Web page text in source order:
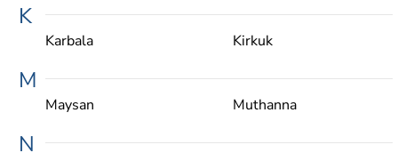
K
Karbala Kirkuk
M
Maysan Muthanna
N